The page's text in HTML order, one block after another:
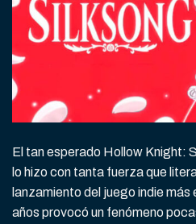
El tan esperado Hollow Knight:
lo hizo con tanta fuerza que
lanzamiento del juego indie más
años provocó un fenómeno